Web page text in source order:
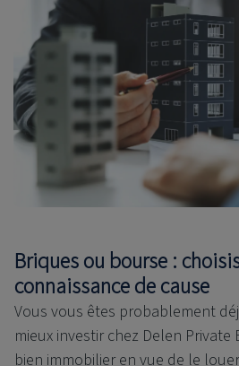
Briques ou bourse :
connaissance de cause
Vous vous êtes probablement
mieux investir chez Delen
bien immobilier en vue de le